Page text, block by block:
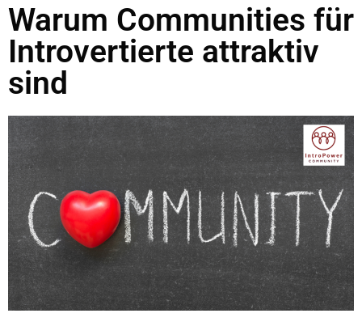
Warum Communities für
Introvertierte attraktiv
sind